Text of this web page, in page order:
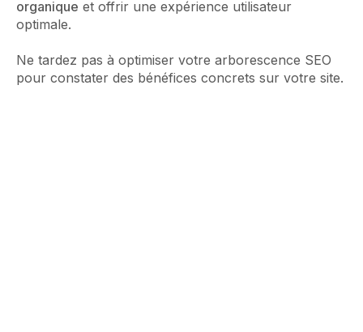
organique et offrir une expérience utilisateur
optimale.
Ne tardez pas à optimiser votre arborescence SEO
pour constater des bénéfices concrets sur votre site.